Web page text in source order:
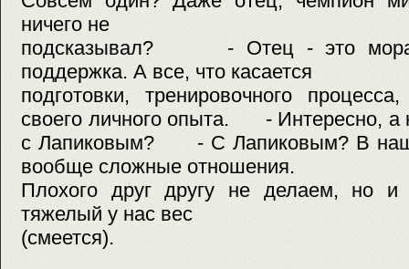
ничего не
подсказывал? - Отец - это
поддержка. А все, что касается
подготовки, тренировочного
своего личного опыта. - Интересно, а
с Лапиковым? - С Лапиковым? В
вообще сложные отношения.
Плохого друг другу не делаем, но
тяжелый у нас вес
(смеется).